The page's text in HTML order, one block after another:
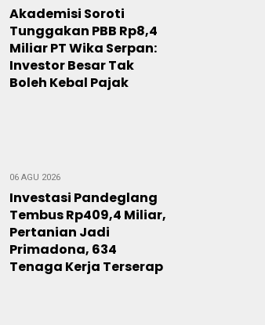
Akademisi Soroti
Tunggakan PBB Rp8,4
Miliar PT Wika Serpan:
Investor Besar Tak
Boleh Kebal Pajak
06 AGU 2026
Investasi Pandeglang
Tembus Rp409,4 Miliar,
Pertanian Jadi
Primadona, 634
Tenaga Kerja Terserap